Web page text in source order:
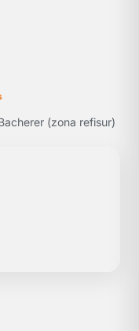
(zona refisur)